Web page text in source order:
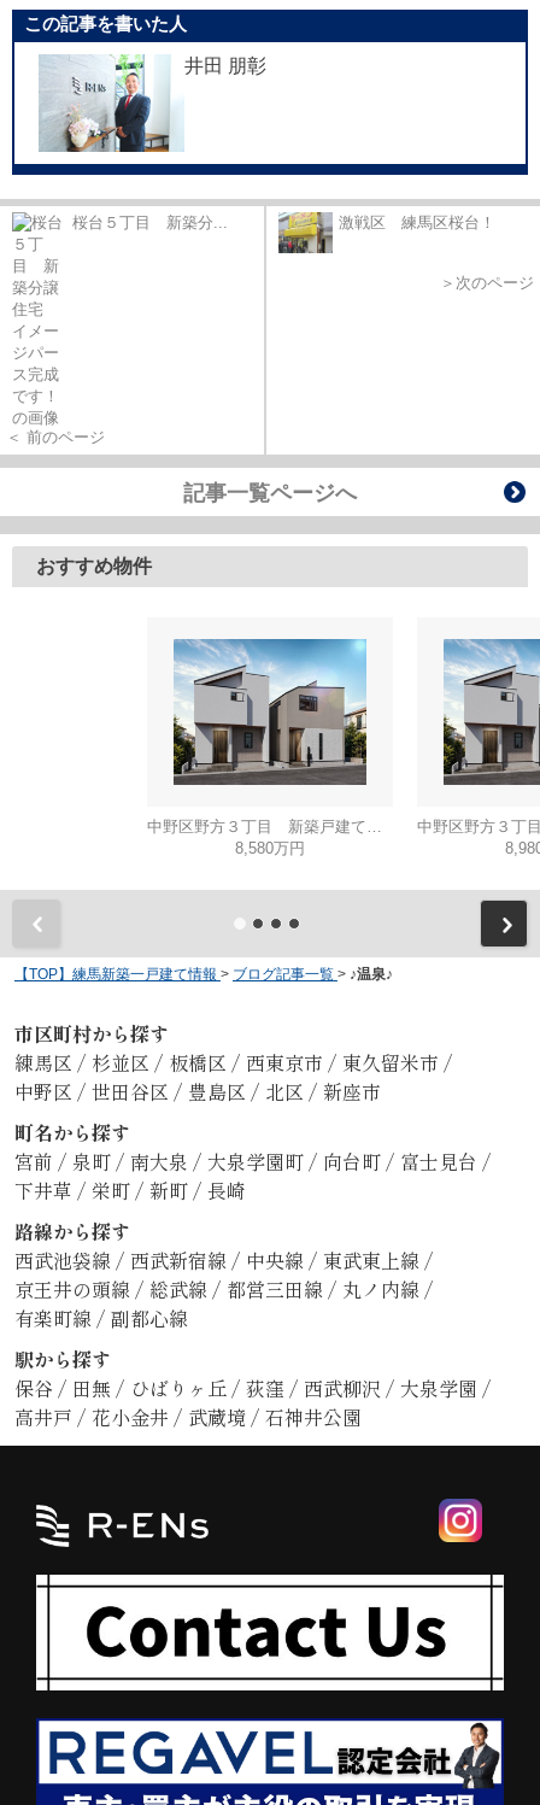
この記事を書いた人
井田 朋彰
桜台５丁目 新築分...
＜ 前のページ
激戦区 練馬区桜台！
＞次のページ
記事一覧ページへ
おすすめ物件
中野区野方３丁目 新築戸建て B号棟
8,580万円
【TOP】練馬新築一戸建て情報 > ブログ記事一覧 > ♪温泉♪
市区町村から探す
練馬区 / 杉並区 / 板橋区 / 西東京市 / 東久留米市 /
中野区 / 世田谷区 / 豊島区 / 北区 / 新座市
町名から探す
宮前 / 泉町/ 南大泉 / 大泉学園町/ 向台町/ 富士見台 /
下井草 / 栄町/ 新町/ 長崎
路線から探す
西武池袋線/ 西武新宿線/ 中央線/ 東武東上線/
京王井の頭線/ 総武線/ 都営三田線/ 丸ノ内線/
有楽町線/ 副都心線
駅から探す
保谷 / 田無 / ひばりヶ丘/ 荻窪 / 西武柳沢 / 大泉学園 /
高井戸 / 花小金井 / 武蔵境/ 石神井公園